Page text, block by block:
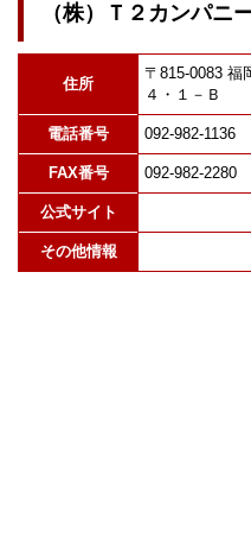
（株）Ｔ２カンパニ
住所
〒815-0083 福
４・１－Ｂ
電話番号 092-982-1136
FAX番号 092-982-2280
公式サイト
その他情報